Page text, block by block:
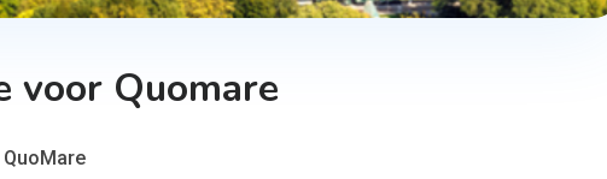
voor Quomare